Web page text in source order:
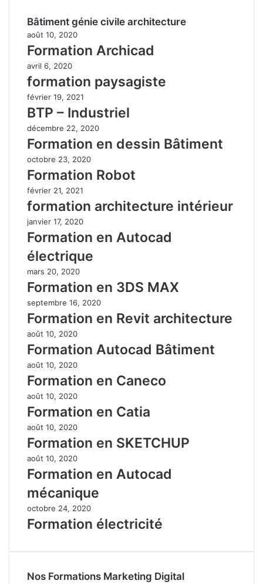
Bâtiment génie civile architecture
août 10, 2020
Formation Archicad
avril 6, 2020
formation paysagiste
février 19, 2021
BTP – Industriel
décembre 22, 2020
Formation en dessin Bâtiment
octobre 23, 2020
Formation Robot
février 21, 2021
formation architecture intérieur
janvier 17, 2020
Formation en Autocad
électrique
mars 20, 2020
Formation en 3DS MAX
septembre 16, 2020
Formation en Revit architecture
août 10, 2020
Formation Autocad Bâtiment
août 10, 2020
Formation en Caneco
août 10, 2020
Formation en Catia
août 10, 2020
Formation en SKETCHUP
août 10, 2020
Formation en Autocad
mécanique
octobre 24, 2020
Formation électricité
Nos Formations Marketing Digital